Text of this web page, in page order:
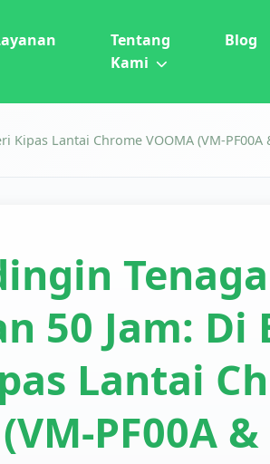
Tentang
Kami
Blog
Kipas Lantai Chrome VOOMA (VM-PF00A
50 Jam: Di
Lantai
(VM-PF00A &